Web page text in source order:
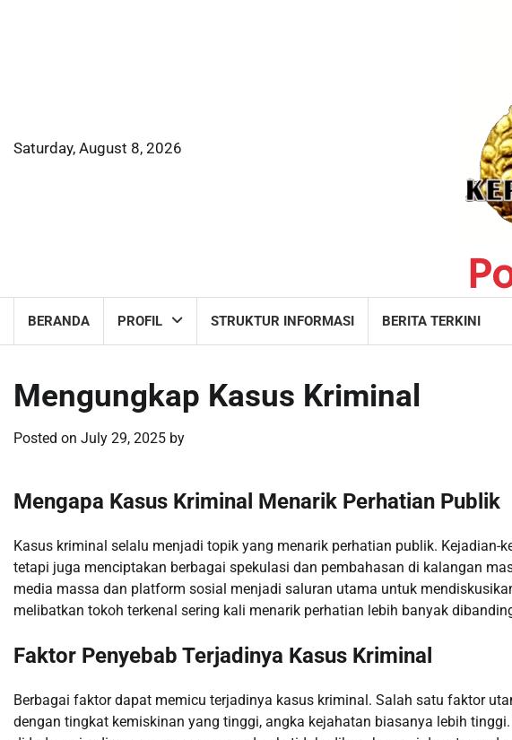
Saturday, August 8, 2026
BERANDA PROFIL STRUKTUR INFORMASI BERITA TERKINI
Mengungkap Kasus Kriminal
Posted on July 29, 2025 by
Mengapa Kasus Kriminal Menarik Perhatian Publik
Kasus kriminal selalu menjadi topik yang menarik perhatian publik.
tetapi juga menciptakan berbagai spekulasi dan pembahasan di kalangan
media massa dan platform sosial menjadi saluran utama untuk
melibatkan tokoh terkenal sering kali menarik perhatian lebih banyak
Faktor Penyebab Terjadinya Kasus Kriminal
Berbagai faktor dapat memicu terjadinya kasus kriminal. Salah satu faktor
dengan tingkat kemiskinan yang tinggi, angka kejahatan biasanya lebih